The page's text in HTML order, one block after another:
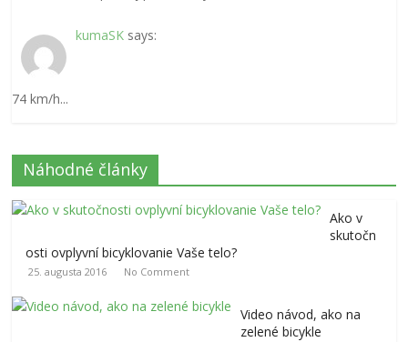
kumaSK says:
74 km/h...
Náhodné články
Ako v
skutočn
osti ovplyvní bicyklovanie Vaše telo?
25. augusta 2016 No Comment
Video návod, ako na
zelené bicykle